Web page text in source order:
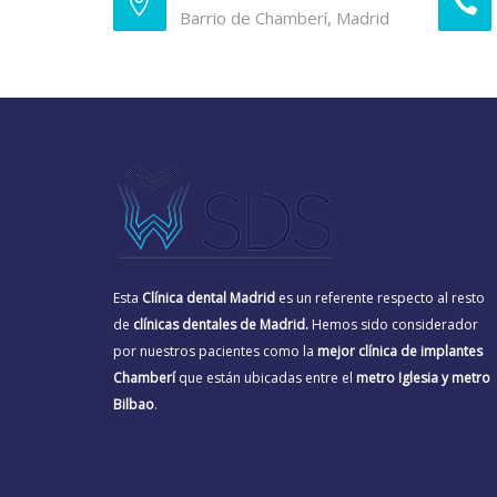
Barrio de Chamberí, Madrid
Esta Clínica dental Madrid es un referente respecto al resto
de clínicas dentales de Madrid. Hemos sido considerador
por nuestros pacientes como la mejor clínica de implantes
Chamberíque están ubicadas entre el metro Iglesia y metro
Bilbao.